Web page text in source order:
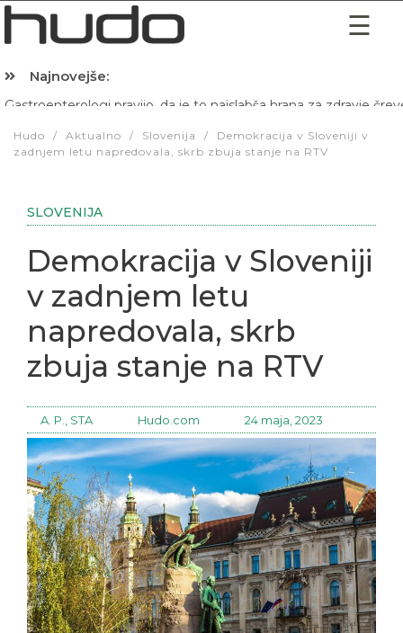
Najnovejše:
zadnjem letu napredovala, skrb zbuja stanje na RTV
Demokracija v Sloveniji
v zadnjem letu
napredovala, skrb
zbuja stanje na RTV
A. P., STA Hudo.com 24 maja, 2023